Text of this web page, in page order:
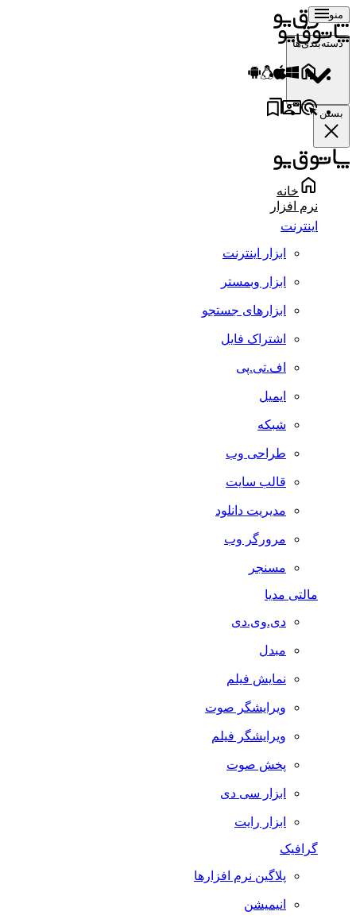
منو
دسته‌بندی‌ها
بستن
خانه
نرم افزار
اینترنت
ابزار اینترنت
ابزار وبمستر
ابزارهای جستجو
اشتراک فایل
اف.تی.پی
ایمیل
شبکه
طراحی وب
قالب سایت
مدیریت دانلود
مرورگر وب
مسنجر
مالتی مدیا
دی.وی.دی
مبدل
نمایش فیلم
ویرایشگر صوت
ویرایشگر فیلم
پخش صوت
ابزار سی دی
ابزار رایت
گرافیک
پلاگین نرم افزارها
انیمیشن